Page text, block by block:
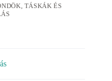
TÁSKÁK ÉS